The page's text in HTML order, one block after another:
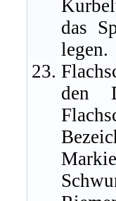
das
legen.
den